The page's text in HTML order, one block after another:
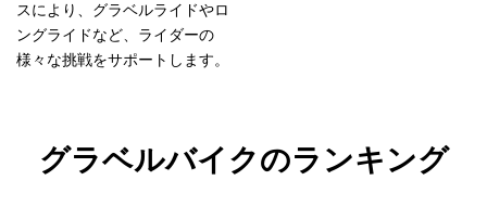
スにより、グラベルライドやロ
ングライドなど、ライダーの
様々な挑戦をサポートします。
グラベルバイクのランキング